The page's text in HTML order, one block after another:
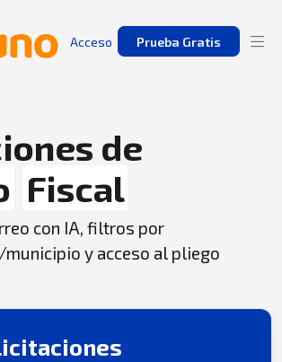
Acceso Prueba Gratis
de
Fiscal
con IA, filtros por
y acceso al pliego